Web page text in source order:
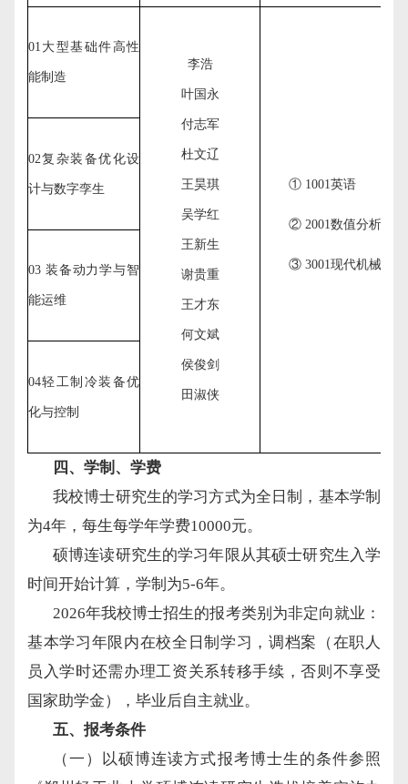
01 大型基础件高性
能制造
李浩
叶国永
付志军
杜文辽
王昊琪
吴学红
王新生
谢贵重
王才东
何文斌
侯俊剑
田淑侠
① 1001 英语
② 2001 数值分析
③ 3001 现代机械设计
02复杂装备优化设
计与数字孪生
03 装备动力学与智
能运维
04轻工制冷装备优
化与控制
四、学制、学费
我校博士研究生的学习方式为全日制，基本学制
为4年，每生每学年学费10000元。
硕博连读研究生的学习年限从其硕士研究生入学
时间开始计算，学制为5-6年。
2026年我校博士招生的报考类别为非定向就业：
基本学习年限内在校全日制学习，调档案（在职人
员入学时还需办理工资关系转移手续，否则不享受
国家助学金），毕业后自主就业。
五、报考条件
（一）以硕博连读方式报考博士生的条件参照